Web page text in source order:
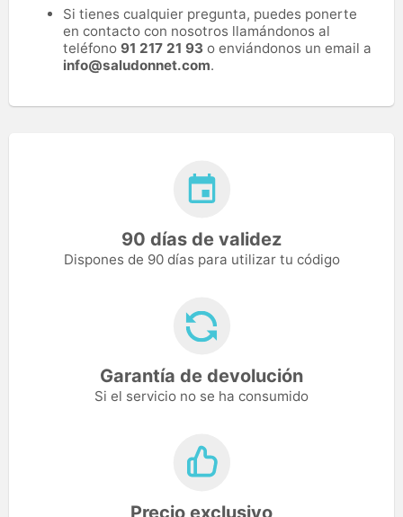
Si tienes cualquier pregunta, puedes ponerte
en contacto con nosotros llamándonos al
teléfono 91 217 21 93 o enviándonos un email a
info@saludonnet.com.
90 días de validez
Dispones de 90 días para utilizar tu código
Garantía de devolución
Si el servicio no se ha consumido